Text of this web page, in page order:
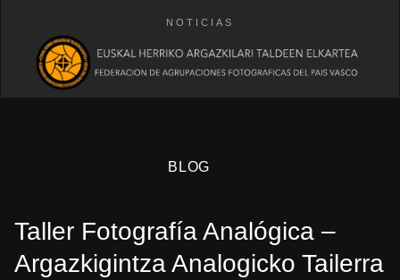
NOTICIAS
BLOG
Taller Fotografía Analógica –
Argazkigintza Analogicko Tailerra